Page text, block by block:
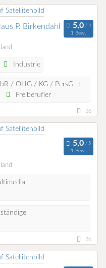
P. Birkendahl
1 Bew.
Industrie
/ OHG / KG / PersG
Freiberufler
36
1 Bew.
36